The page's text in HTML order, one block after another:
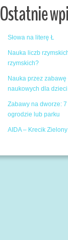
Ostatnie
Słowa na literę Ł
Nauka liczb
rzymskich?
Nauka przez
naukowych dla dzieci
Zabawy na dworze:
ogrodzie lub parku
AIDA – Krecik